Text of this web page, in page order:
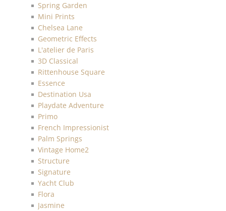
Spring Garden
Mini Prints
Chelsea Lane
Geometric Effects
L'atelier de Paris
3D Classical
Rittenhouse Square
Essence
Destination Usa
Playdate Adventure
Primo
French Impressionist
Palm Springs
Vintage Home2
Structure
Signature
Yacht Club
Flora
Jasmine